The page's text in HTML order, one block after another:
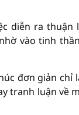
diễn ra thuận
vào tinh
đơn giản chỉ
tranh luận về